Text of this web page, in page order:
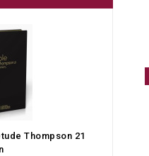
Thompson 21